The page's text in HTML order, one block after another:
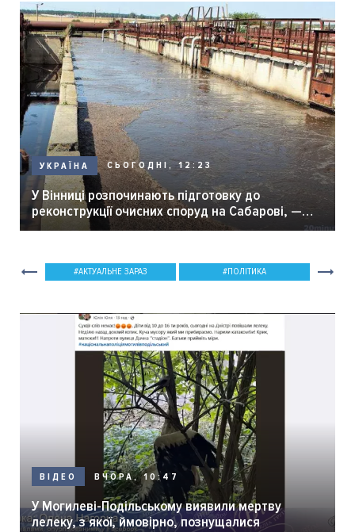
УКРАЇНА СЬОГОДНІ, 12:23
У Вінниці розпочинають підготовку до
реконструкції очисних споруд на Сабарові, —
мер Вінниці.
АКТУАЛЬНЕ ЗАРАЗ ПОЛІТИКА
ВІДЕО ВЧОРА, 10:47
У Могилеві-Подільському виявили мертву
лелеку, з якої, ймовірно, познущалися